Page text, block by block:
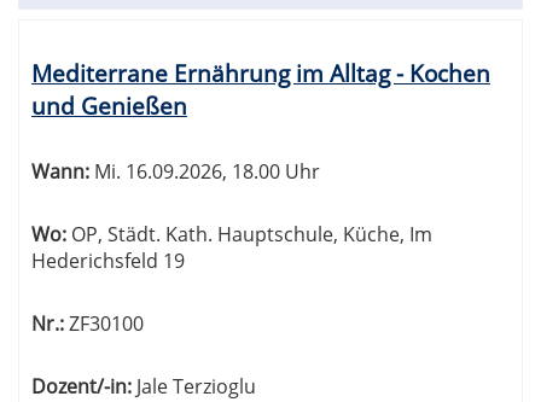
Mediterrane Ernährung im Alltag - Kochen
und Genießen
Wann: Mi. 16.09.2026, 18.00 Uhr
Wo: OP, Städt. Kath. Hauptschule, Küche, Im
Hederichsfeld 19
Nr.:ZF30100
Dozent/-in: Jale Terzioglu